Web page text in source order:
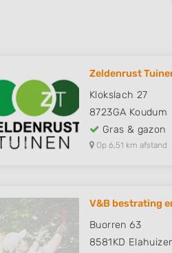
Zeldenrust
Klokslach 27
8723GA Koudum
Gras & gazon
Op 6,51 km afstand
V&B bestrating
Buorren 63
8581KD